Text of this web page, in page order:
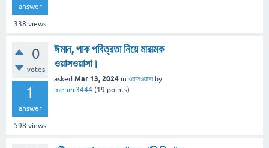
answer
338 views
0
votes
1
answer
598 views
ঈমান, পাক পবিত্রতা নিয়ে মারাত্মক
ওয়াসওয়াসা।
asked Mar 13, 2024 in ওয়াসওয়াসা by
meher3444 (19 points)